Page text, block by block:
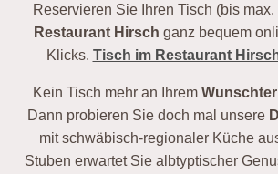
Reservieren Sie Ihren Tisch (bis
Restaurant Hirsch ganz bequem
Klicks. Tisch im Restaurant
Kein Tisch mehr an Ihrem
Dann probieren Sie doch mal unsere
mit schwäbisch-regionaler Küche
Stuben erwartet Sie albtyptischer